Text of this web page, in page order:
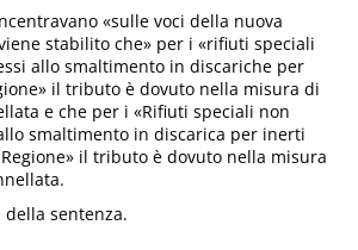
«sulle voci della nuova
stabilito che» per i «rifiuti speciali
allo smaltimento in discariche per
il tributo è dovuto nella misura di
e che per i «Rifiuti speciali non
smaltimento in discarica per inerti
il tributo è dovuto nella misura
sentenza.